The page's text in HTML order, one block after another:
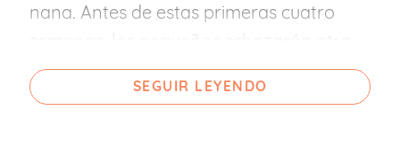
nana. Antes de estas primeras cuatro
semanas, los pequeños esbozarán otra
primera sonrisa pero se tratará de un
acto reflejo y no social que suele
SEGUIR LEYENDO